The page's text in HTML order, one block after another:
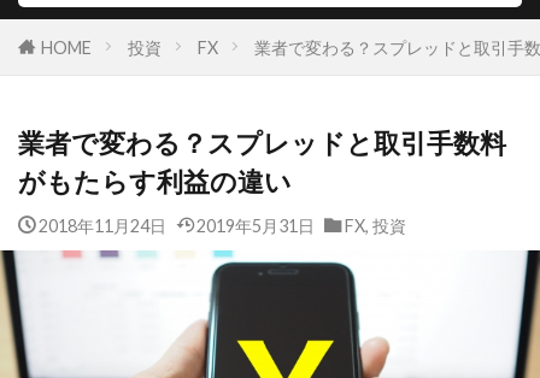
HOME 投資 FX 業者で変わる？スプレッドと取引手
業者で変わる？スプレッドと取引手数料
がもたらす利益の違い
2018年11月24日 2019年5月31日 FX, 投資